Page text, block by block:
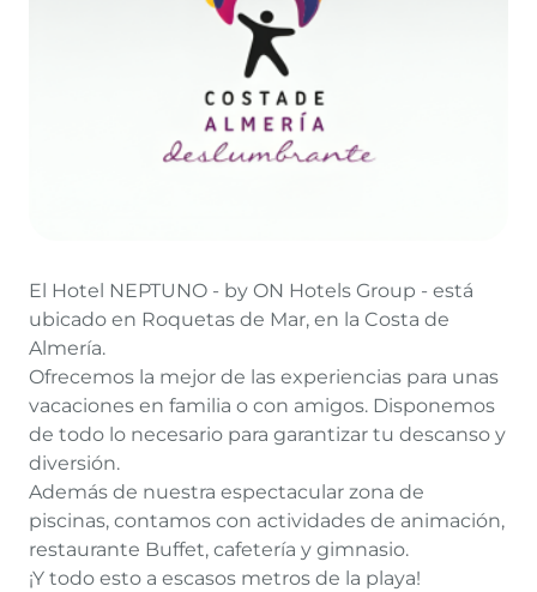
El Hotel NEPTUNO - by ON Hotels Group - está
ubicado en Roquetas de Mar, en la Costa de
Almería.
Ofrecemos la mejor de las experiencias para unas
vacaciones en familia o con amigos. Disponemos
de todo lo necesario para garantizar tu descanso y
diversión.
Además de nuestra espectacular zona de
piscinas, contamos con actividades de animación,
restaurante Buffet, cafetería y gimnasio.
¡Y todo esto a escasos metros de la playa!